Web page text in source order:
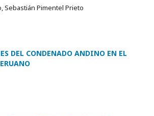
Sebastián Pimentel Prieto
DEL CONDENADO ANDINO EN EL